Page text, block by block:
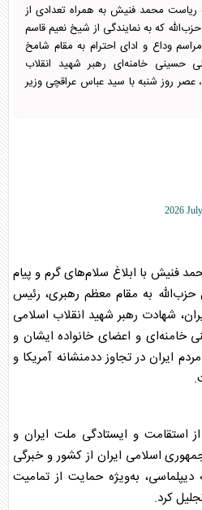
ریاست محمد فنیش به همراه تعدادی از
که به نمایندگی از شیخ نعیم قاسم
وداع و ادای احترام به مقام شامخ
حسینی خامنه‌ای رهبر شهید انقلاب
روز شنبه با سید عباس عراقچی وزیر
2026
فنیش با ابلاغ سلام‌های گرم و پیام
به مقام معظم رهبری، رئیس
شهادت رهبر شهید انقلاب اسلامی
خامنه‌ای و اعضای خانواده ایشان و
ایران در تجاوز ددمنشانه آمریکا و
از استقامت و ایستادگی ملت ایران و
اسلامی ایران از کشور و خبرگی
دیپلماسی، به‌ویژه حمایت از تمامیت
کرد.